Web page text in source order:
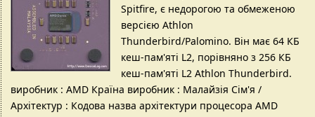
Spitfire, є недорогою та обмеженою
версією Athlon
Thunderbird/Palomino. Він має 64 КБ
кеш-пам'яті L2, порівняно з 256 КБ
кеш-пам'яті L2 Athlon Thunderbird.
виробник : AMD Країна виробник : Малайзія Сім'я /
Архітектур : Кодова назва архітектури процесора AMD